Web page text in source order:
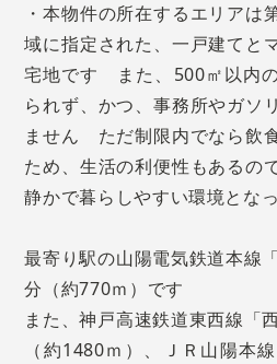
・本物件の所在するエリアは
域に指定された、一戸建てと
宅地です また、500㎡以内
られず、かつ、事務所やガソ
ません ただ制限内でなら飲
ため、生活の利便性もあるの
静かで暮らしやすい環境とな
最寄り駅の山陽電気鉄道本線
分（約770ｍ）です
また、神戸高速鉄道東西線「
（約1480ｍ）、ＪＲ山陽本